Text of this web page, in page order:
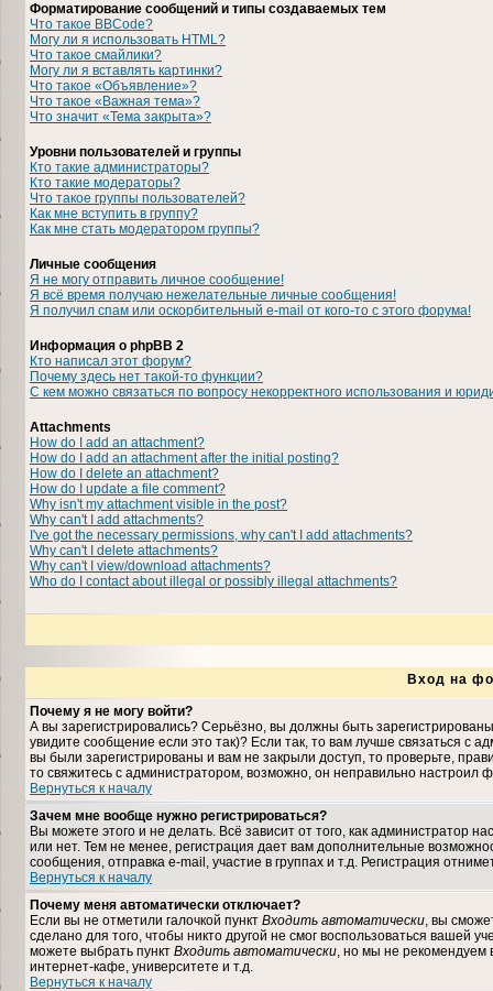
Форматирование сообщений и типы создаваемых тем
Что такое BBCode?
Могу ли я использовать HTML?
Что такое смайлики?
Могу ли я вставлять картинки?
Что такое «Объявление»?
Что такое «Важная тема»?
Что значит «Тема закрыта»?
Уровни пользователей и группы
Кто такие администраторы?
Кто такие модераторы?
Что такое группы пользователей?
Как мне вступить в группу?
Как мне стать модератором группы?
Личные сообщения
Я не могу отправить личное сообщение!
Я всё время получаю нежелательные личные сообщения!
Я получил спам или оскорбительный e-mail от кого-то с этого форума!
Информация о phpBB 2
Кто написал этот форум?
Почему здесь нет такой-то функции?
С кем можно связаться по вопросу некорректного использования и
Attachments
How do I add an attachment?
How do I add an attachment after the initial posting?
How do I delete an attachment?
How do I update a file comment?
Why isn't my attachment visible in the post?
Why can't I add attachments?
I've got the necessary permissions, why can't I add attachments?
Why can't I delete attachments?
Why can't I view/download attachments?
Who do I contact about illegal or possibly illegal attachments?
Вход на
Почему я не могу войти?
А вы зарегистрировались? Серьёзно, вы должны быть
увидите сообщение если это так)? Если так, то вам лучше связаться с
вы были зарегистрированы и вам не закрыли доступ, то проверьте,
то свяжитесь с администратором, возможно, он неправильно настроил
Вернуться к началу
Зачем мне вообще нужно регистрироваться?
Вы можете этого и не делать. Всё зависит от того, как
или нет. Тем не менее, регистрация дает вам дополнительные
сообщения, отправка e-mail, участие в группах и т.д. Регистрация
Вернуться к началу
Почему меня автоматически отключает?
Если вы не отметили галочкой пункт Входить автоматически, вы
сделано для того, чтобы никто другой не смог воспользоваться вашей
можете выбрать пункт Входить автоматически, но мы не рекомендуем
интернет-кафе, университете и т.д.
Вернуться к началу